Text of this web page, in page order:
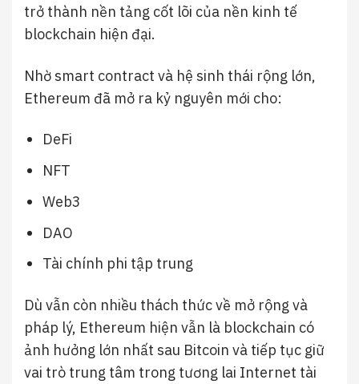
trở thành nền tảng cốt lõi của nền kinh tế
blockchain hiện đại.
Nhờ smart contract và hệ sinh thái rộng lớn,
Ethereum đã mở ra kỷ nguyên mới cho:
DeFi
NFT
Web3
DAO
Tài chính phi tập trung
Dù vẫn còn nhiều thách thức về mở rộng và
pháp lý, Ethereum hiện vẫn là blockchain có
ảnh hưởng lớn nhất sau Bitcoin và tiếp tục giữ
vai trò trung tâm trong tương lai Internet tài